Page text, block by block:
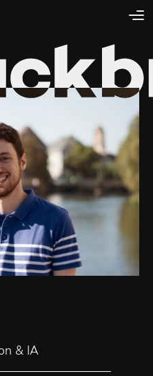
de Blackbird
& IA